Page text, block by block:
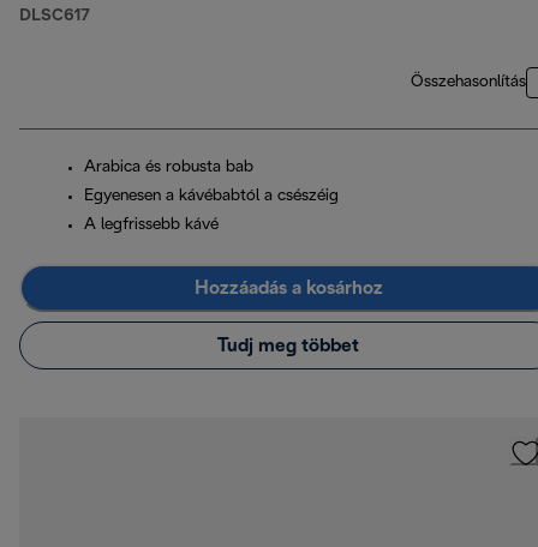
DLSC617
Összehasonlítás
Arabica és robusta bab
Egyenesen a kávébabtól a csészéig
A legfrissebb kávé
Hozzáadás a kosárhoz
Tudj meg többet